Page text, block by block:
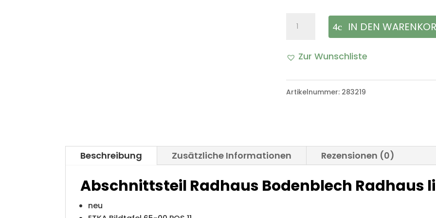
Abschnittsteil
Bodenblech
links
IN DEN
Zur Wunschliste
Artikelnummer: 283219
Beschreibung Zusätzliche Informationen Rezensionen (0)
Abschnittsteil Radhaus Bodenblech Radhaus
neu